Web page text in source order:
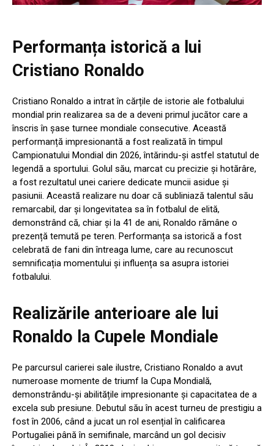
Performanța istorică a lui
Cristiano Ronaldo
Cristiano Ronaldo a intrat în cărțile de istorie ale fotbalului
mondial prin realizarea sa de a deveni primul jucător care a
înscris în șase turnee mondiale consecutive. Această
performanță impresionantă a fost realizată în timpul
Campionatului Mondial din 2026, întărindu-și astfel statutul de
legendă a sportului. Golul său, marcat cu precizie și hotărâre,
a fost rezultatul unei cariere dedicate muncii asidue și
pasiunii. Această realizare nu doar că subliniază talentul său
remarcabil, dar și longevitatea sa în fotbalul de elită,
demonstrând că, chiar și la 41 de ani, Ronaldo rămâne o
prezență temută pe teren. Performanța sa istorică a fost
celebrată de fani din întreaga lume, care au recunoscut
semnificația momentului și influența sa asupra istoriei
fotbalului.
Realizările anterioare ale lui
Ronaldo la Cupele Mondiale
Pe parcursul carierei sale ilustre, Cristiano Ronaldo a avut
numeroase momente de triumf la Cupa Mondială,
demonstrându-și abilitățile impresionante și capacitatea de a
excela sub presiune. Debutul său în acest turneu de prestigiu a
fost în 2006, când a jucat un rol esențial în calificarea
Portugaliei până în semifinale, marcând un gol decisiv